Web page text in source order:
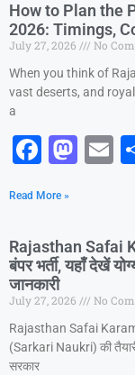
How to Plan the
2026: Timings,
July 27, 2026
No
When you think of
vast deserts, and
a
F
c
e
b
o
o
k
M
o
d
o
n
E
l
Read More »
Rajasthan Safai
बंपर भर्ती, यहाँ देखें
जानकारी
July 27, 2026
No
Rajasthan Safai
(Sarkari Naukri) की
सरकार